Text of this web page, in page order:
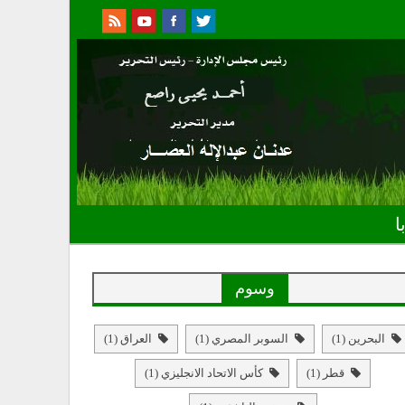
وسوم
البحرين (1) السوبر المصري (1) العراق (1)
قطر (1) كأس الاتحاد الانجليزي (1)